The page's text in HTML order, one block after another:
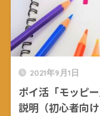
2021年9月1日
ポイ活「モッピ
説明（初心者向け